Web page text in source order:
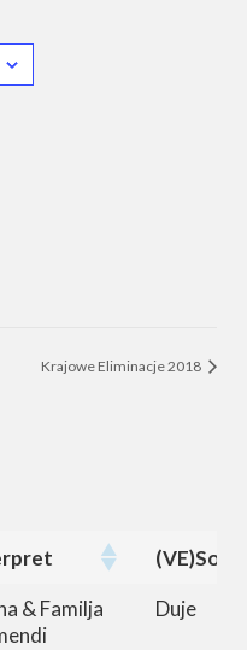
Krajowe Eliminacje 2018
(VE)Song
(VE)Song
& Familja
Duje